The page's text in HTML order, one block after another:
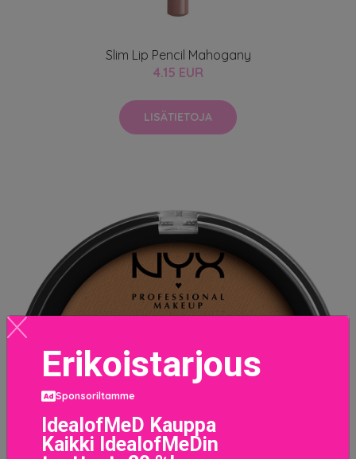
Slim Lip Pencil Mahogany
4.15 EUR
LISÄTIETOJA
Erikoistarjous
Sponsoriltamme
IdealofMeD Kauppa
Kaikki IdealofMeDin